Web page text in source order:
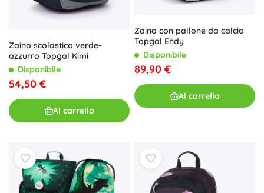
Zaino scolastico verde-
azzurro Topgal Kimi
Disponibile
54,50 €
Al carrello
Zaino con pallone da calcio
Topgal Endy
Disponibile
89,90 €
Al carrello